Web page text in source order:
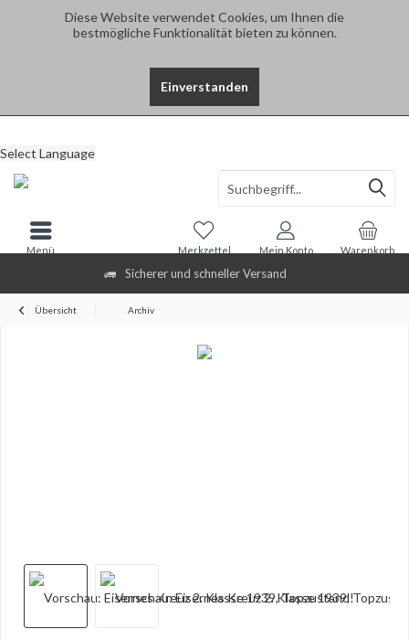
Diese Website verwendet Cookies, um Ihnen die
bestmögliche Funktionalität bieten zu können.
Einverstanden
Sicherer und schneller Versand
Select Language
Warenkorb
Merkzettel Mein Konto
Menü
Übersicht Archiv